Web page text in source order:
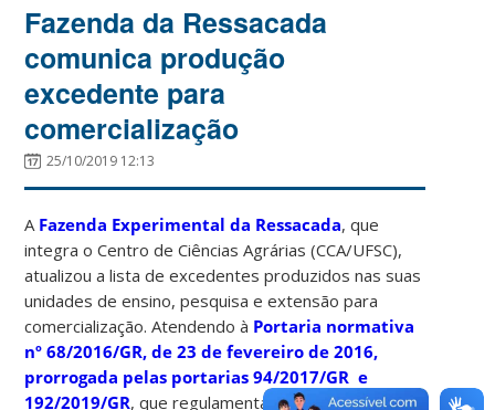
Fazenda da Ressacada
comunica produção
excedente para
comercialização
25/10/2019 12:13
A Fazenda Experimental da Ressacada, que
integra o Centro de Ciências Agrárias (CCA/UFSC),
atualizou a lista de excedentes produzidos nas suas
unidades de ensino, pesquisa e extensão para
comercialização. Atendendo à Portaria normativa
nº 68/2016/GR, de 23 de fevereiro de 2016,
prorrogada pelas portarias 94/2017/GR e
192/2019/GR, que regulamentam essa atividade no